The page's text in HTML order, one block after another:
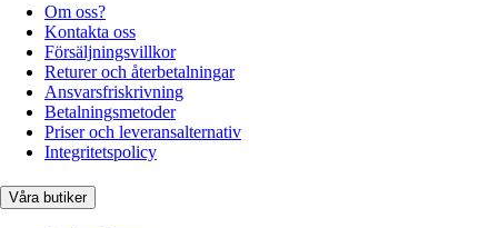
Om oss?
Kontakta oss
Försäljningsvillkor
Returer och återbetalningar
Ansvarsfriskrivning
Betalningsmetoder
Priser och leveransalternativ
Integritetspolicy
Våra butiker